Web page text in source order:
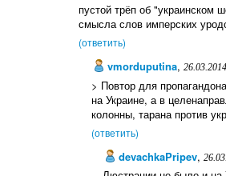
пустой трёп об "украинском
смысла слов имперских
(ответить)
vmorduputina,
> Повтор для
на Украине, а в
колонны, тарана против
(ответить)
devachkaPripev,